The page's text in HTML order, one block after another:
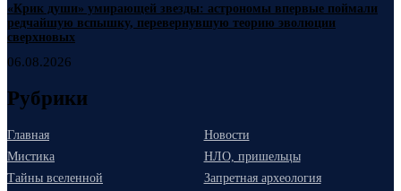
«Крик души» умирающей звезды: астрономы впервые поймали
редчайшую вспышку, перевернувшую теорию эволюции
сверхновых
06.08.2026
Рубрики
Главная
Новости
Мистика
НЛО, пришельцы
Тайны вселенной
Запретная археология